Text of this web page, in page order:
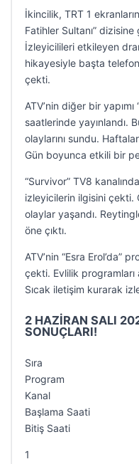
İkincilik, TRT 1
Fatihler Sultanı”
İzleyicilileri etkileyen
hikayesiyle başta
çekti.
ATV’nin diğer bir
saatlerinde yayınlandı.
olaylarını sundu.
Gün boyunca etkili bir
“Survivor” TV8
izleyicilerin ilgisini çekti.
olaylar yaşandı.
öne çıktı.
ATV’nin “Esra Erol’da”
çekti. Evlilik
Sıcak iletişim kurarak
2 HAZİRAN SALI
SONUÇLARI!
Sıra
Program
Kanal
Başlama Saati
Bitiş Saati
1